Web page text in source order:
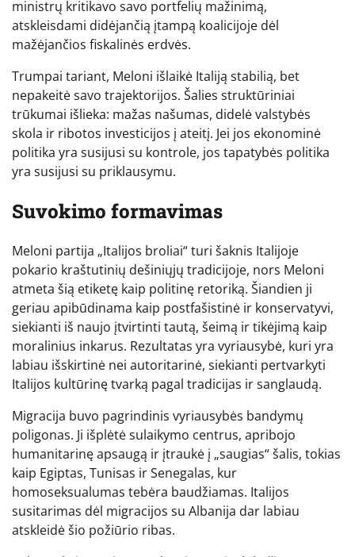
ministrų kritikavo savo portfelių mažinimą,
atskleisdami didėjančią įtampą koalicijoje dėl
mažėjančios fiskalinės erdvės.
Trumpai tariant, Meloni išlaikė Italiją stabilią, bet
nepakeitė savo trajektorijos. Šalies struktūriniai
trūkumai išlieka: mažas našumas, didelė valstybės
skola ir ribotos investicijos į ateitį. Jei jos ekonominė
politika yra susijusi su kontrole, jos tapatybės politika
yra susijusi su priklausymu.
Suvokimo formavimas
Meloni partija „Italijos broliai“ turi šaknis Italijoje
pokario kraštutinių dešiniųjų tradicijoje, nors Meloni
atmeta šią etiketę kaip politinę retoriką. Šiandien ji
geriau apibūdinama kaip postfašistinė ir konservatyvi,
siekianti iš naujo įtvirtinti tautą, šeimą ir tikėjimą kaip
moralinius inkarus. Rezultatas yra vyriausybė, kuri yra
labiau išskirtinė nei autoritarinė, siekianti pertvarkyti
Italijos kultūrinę tvarką pagal tradicijas ir sanglaudą.
Migracija buvo pagrindinis vyriausybės bandymų
poligonas. Ji išplėtė sulaikymo centrus, apribojo
humanitarinę apsaugą ir įtraukė į „saugias“ šalis, tokias
kaip Egiptas, Tunisas ir Senegalas, kur
homoseksualumas tebėra baudžiamas. Italijos
susitarimas dėl migracijos su Albanija dar labiau
atskleidė šio požiūrio ribas.